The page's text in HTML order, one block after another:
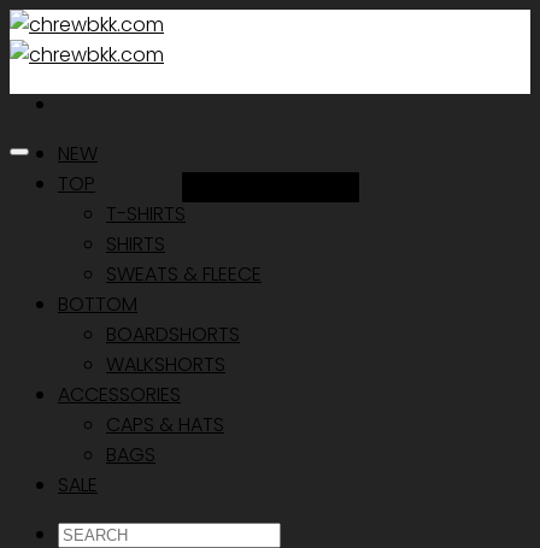
Skip
to
NEW
TOP
T-SHIRTS
SHIRTS
SWEATS & FLEECE
BOTTOM
BOARDSHORTS
WALKSHORTS
ACCESSORIES
CAPS & HATS
BAGS
SALE
ค้นหา: